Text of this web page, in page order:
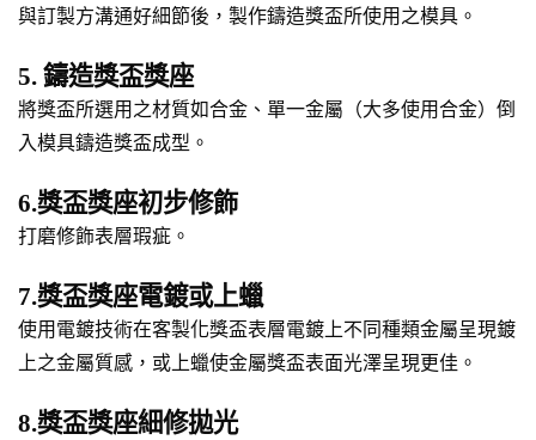
與訂製方溝通好細節後，製作鑄造獎盃所使用之模具。
5. 鑄造獎盃獎座
將獎盃所選用之材質如合金、單一金屬（大多使用合金）倒
入模具鑄造獎盃成型。
6.獎盃獎座初步修飾
打磨修飾表層瑕疵。
7.獎盃獎座電鍍或上蠟
使用電鍍技術在客製化獎盃表層電鍍上不同種類金屬呈現鍍
上之金屬質感，或上蠟使金屬獎盃表面光澤呈現更佳。
8.獎盃獎座細修拋光